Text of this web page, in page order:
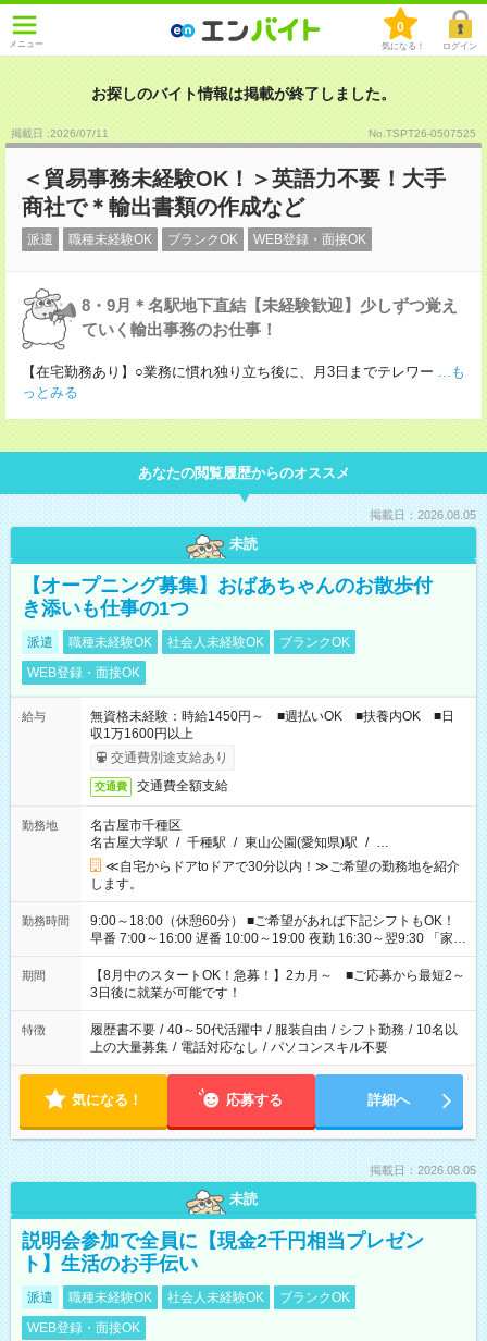
メニュー
0
気になる！ ログイン
お探しのバイト情報は掲載が終了しました。
掲載日 :2026/07/11 No.TSPT26-0507525
＜貿易事務未経験OK！＞英語力不要！大手
商社で＊輸出書類の作成など
派遣 職種未経験OK ブランクOK WEB登録・面接OK
8・9月＊名駅地下直結【未経験歓迎】少しずつ覚え
ていく輸出事務のお仕事！
【在宅勤務あり】○業務に慣れ独り立ち後に、月3日までテレワー ...も
っとみる
あなたの閲覧履歴からのオススメ
掲載日：2026.08.05
未読
【オープニング募集】おばあちゃんのお散歩付
き添いも仕事の1つ
派遣 職種未経験OK 社会人未経験OK
ブランクOK
WEB登録・面接OK
給与
無資格未経験：時給1450円～ ■週払いOK ■扶養内OK ■日
収1万1600円以上
交通費別途支給あり
交通費 交通費全額支給
勤務地
名古屋市千種区
名古屋大学駅 / 千種駅 / 東山公園(愛知県)駅 / …
≪自宅からドアtoドアで30分以内！≫ご希望の勤務地を紹介
します。
勤務時間
9:00～18:00（休憩60分） ■ご希望があれば下記シフトもOK！
早番 7:00～16:00 遅番 10:00～19:00 夜勤 16:30～翌9:30 「家族
と休みを合わせたい」 「余裕を持って夕飯の準備がしたい」
「できれば残業はしたくない」 など、ご希望を教えてください
ね。 ※Wワーク希望の方へ 今ご覧のお仕事で希望する勤務時間
と、もう1つのお仕事の勤務時間。 合計で週40時間を超える場
合は応募できません。
期間
【8月中のスタートOK！急募！】2カ月～ ■ご応募から最短2～
3日後に就業が可能です！
特徴 履歴書不要 / 40～50代活躍中 / 服装自由 / シフト勤務 / 10名以
上の大量募集 / 電話対応なし / パソコンスキル不要
気になる！ 応募する 詳細へ
掲載日：2026.08.05
未読
説明会参加で全員に【現金2千円相当プレゼン
ト】生活のお手伝い
派遣 職種未経験OK 社会人未経験OK
ブランクOK
WEB登録・面接OK